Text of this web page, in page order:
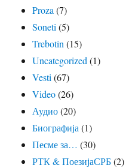
Proza (7)
Soneti (5)
Trebotin (15)
Uncategorized (1)
Vesti (67)
Video(26)
Аудио(20)
Биографија (1)
Песме за… (30)
РТК & ПоезијаСРБ(2)